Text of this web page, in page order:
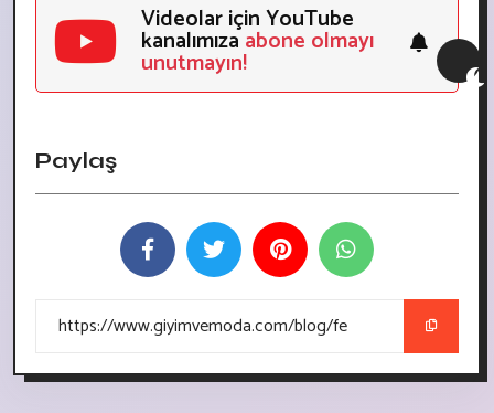
Videolar için YouTube
kanalımızaabone olmayı
unutmayın!
Paylaş